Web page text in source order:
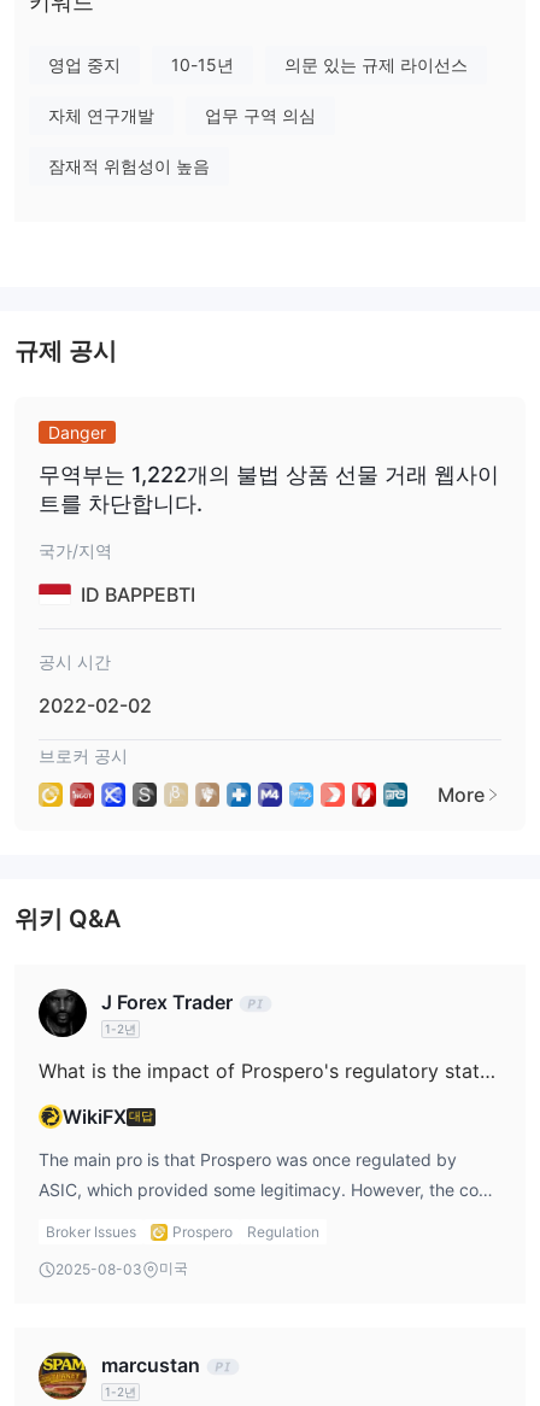
Prospero에서 무엇을 거래할 수 있나요?
Prospero에서는외환, 귀금속, 상품, 주식 지수, 주식 CFD,
리지는 이익과 손실을 모두 증폭시킬 수 있는 양날의 검입니다.
Prospero은 MT4 및 MT5를 제공한다고 주장하지만, 웹 사이트에 접
근할 수 없어 이 주장을 확인할 수 없습니다.
입출금
Prospero은VISA, Mastercard, Neteller, Tether,
Payment
영업 중지 10-15년 의문 있는 규제 라이선스
자체 연구개발 업무 구역 의심
잠재적 위험성이 높음
규제 공시
Danger
무역부는 1,222개의 불법 상품 선물 거래 웹사이
트를 차단합니다.
국가/지역
ID BAPPEBTI
공시 시간
2022-02-02
브로커 공시
More
위키 Q&A
J Forex Trader
1-2년
What is the impact of Prospero's regulatory status on its services?
WikiFX대답
The main pro is that Prospero was once regulated by
ASIC, which provided some legitimacy. However, the con
is the revoked status, meaning there’s no protection from
stakes Prospero trading without clearer oversight.
Broker Issues Prospero Regulation
2025-08-03 미국
marcustan
1-2년